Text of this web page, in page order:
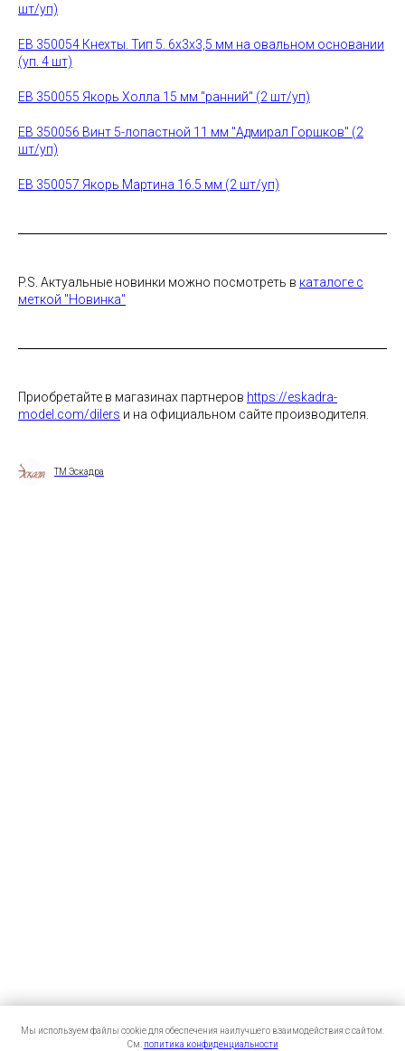
Мы используем файлы cookie для обеспечения наилучшего взаимодействия с сайтом.
См. политика конфиденциальности
шт/уп)
EB 350054 Кнехты. Тип 5. 6х3х3,5 мм на овальном основании
(уп. 4 шт)
EB 350055 Якорь Холла 15 мм "ранний" (2 шт/уп)
EB 350056 Винт 5-лопастной 11 мм "Адмирал Горшков" (2
шт/уп)
EB 350057 Якорь Мартина 16.5 мм (2 шт/уп)
P.S. Актуальные новинки можно посмотреть в каталоге с
меткой "Новинка"
Приобретайте в магазинах партнеров https://eskadra-
model.com/dilers и на официальном сайте производителя.
ТМ Эскадра